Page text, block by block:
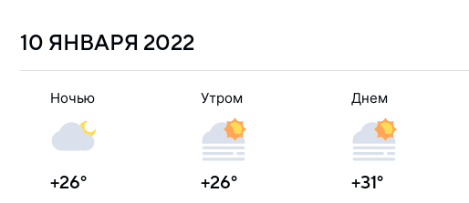
10 ЯНВАРЯ 2022
Ночью
+26°
Утром
+26°
Днем
+31°